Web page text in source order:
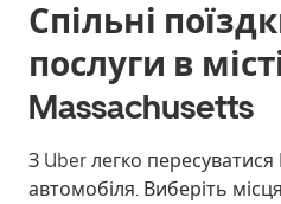
Спільні
послуги в
Massachusetts
З Uber легко
автомобіля. Виберіть